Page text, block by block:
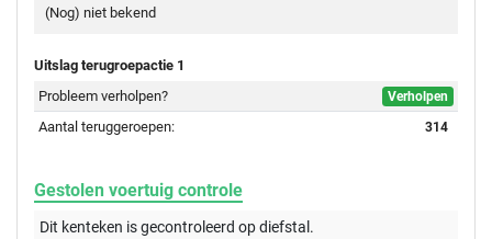
(Nog) niet bekend
Uitslag terugroepactie 1
Probleem verholpen?
Verholpen
Aantal teruggeroepen: 314
Gestolen voertuig controle
Dit kenteken is gecontroleerd opdiefstal.